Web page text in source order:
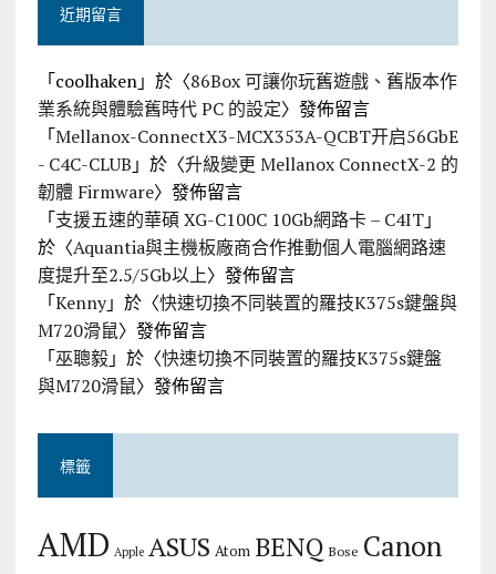
近期留言
「coolhaken」於〈86Box 可讓你玩舊遊戲、舊版本作
業系統與體驗舊時代 PC 的設定〉發佈留言
「Mellanox-ConnectX3-MCX353A-QCBT开启56GbE
- C4C-CLUB 」於〈升級變更 Mellanox ConnectX-2 的
韌體 Firmware〉發佈留言
「支援五速的華碩 XG-C100C 10Gb網路卡 – C4IT」
於〈Aquantia與主機板廠商合作推動個人電腦網路速
度提升至2.5/5Gb以上〉發佈留言
「Kenny」於〈快速切換不同裝置的羅技K375s鍵盤與
M720滑鼠〉發佈留言
「巫聰毅」於〈快速切換不同裝置的羅技K375s鍵盤
與M720滑鼠〉發佈留言
標籤
AMD Apple ASUS Atom BENQ Bose Canon